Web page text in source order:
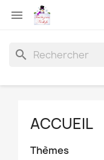

search
ACCUEIL
Thèmes